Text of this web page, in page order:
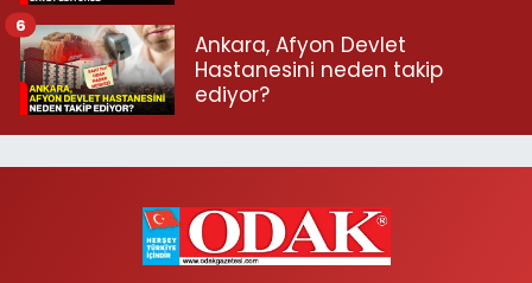
Ankara, Afyon Devlet
Hastanesini neden takip
ediyor?
6